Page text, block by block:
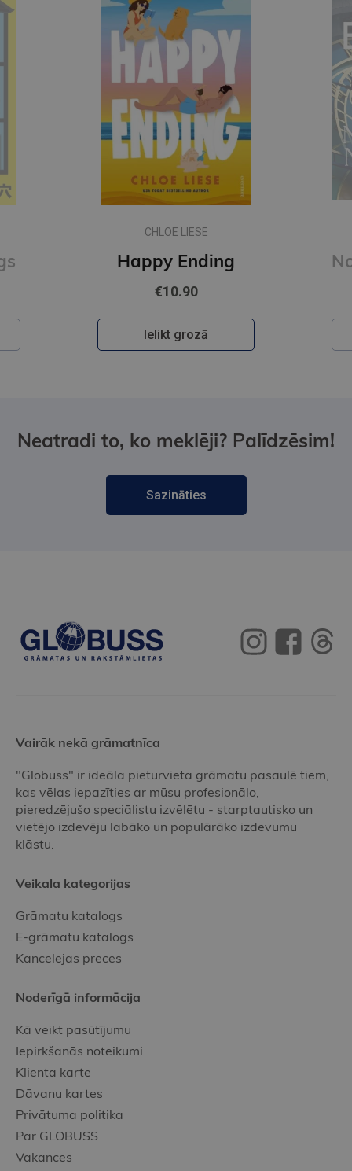
CHLOE LIESE
Happy Ending
€10.90
Ielikt grozā
Neatradi to, ko meklēji? Palīdzēsim!
Sazināties
Vairāk nekā grāmatnīca
"Globuss" ir ideāla pieturvieta grāmatu pasaulē tiem,
kas vēlas iepazīties ar mūsu profesionālo,
pieredzējušo speciālistu izvēlētu - starptautisko un
vietējo izdevēju labāko un populārāko izdevumu
klāstu.
Veikala kategorijas
Grāmatu katalogs
E-grāmatu katalogs
Kancelejas preces
Noderīgā informācija
Kā veikt pasūtījumu
Iepirkšanās noteikumi
Klienta karte
Dāvanu kartes
Privātuma politika
Par GLOBUSS
Vakances